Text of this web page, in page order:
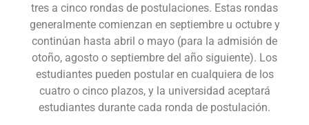
tres a cinco rondas de postulaciones. Estas rondas
generalmente comienzan en septiembre u octubre y
continúan hasta abril o mayo (para la admisión de
otoño, agosto o septiembre del año siguiente). Los
estudiantes pueden postular en cualquiera de los
cuatro o cinco plazos, y la universidad aceptará
estudiantes durante cada ronda de postulación.